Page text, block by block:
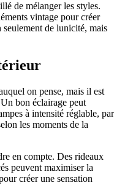
de mélanger les styles.
vintage pour créer
de lunicité, mais
on pense, mais il est
bon éclairage peut
à intensité réglable, par
les moments de la
en compte. Des rideaux
peuvent maximiser la
créer une sensation